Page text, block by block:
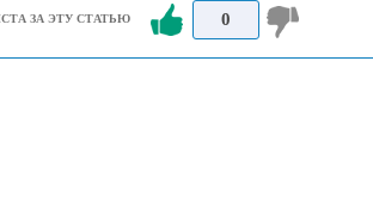
ЗА ЭТУ СТАТЬЮ 0